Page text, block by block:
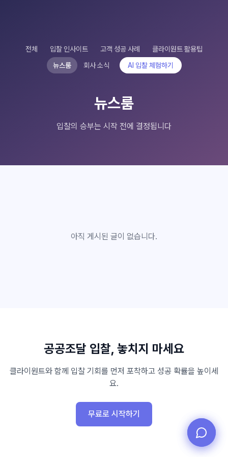
전체 입찰 인사이트 고객 성공 사례
클라이원트 활용팁
뉴스룸
회사 소식 AI 입찰 체험하기
뉴스룸
입찰의 승부는 시작 전에 결정됩니다
아직 게시된 글이 없습니다.
공공조달 입찰, 놓치지 마세요
클라이원트와 함께 입찰 기회를 먼저 포착하고 성공 확률을 높이세
요.
무료로 시작하기